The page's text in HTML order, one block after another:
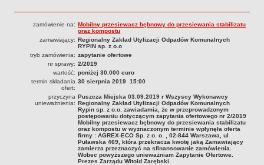
Majątek Spółki
DOFINANSOWANIA
Wojewódzki Fundusz Ochrony Środowiska i Gospodarki Wodnej w
Toruniu
Europejski Fundndusz Rozwoju Regionalnego
TRYB ROZPATRYWANIA SPRAW
Sposoby przyjmowania i załatwiania spraw
CENNIK USŁUG
Cennik za przyjęcie i utylizację odpadów
Cennik za transport odpadów
REGULAMINY I WZORY DOKUMENTÓW
Regulamin Spółki
zamówienie na: Mobilny przesiewacz bębnowy do przesiewania stabilizatu
oraz kompostu
zamawiający: Regionalny Zakład Utylizacji Odpadów Komunalnych
RYPIN sp. z o.o
tryb zamówienia: zapytanie ofertowe
nr sprawy: 2/2019
wartość: poniżej 30.000 euro
termin składania
ofert:
30 sierpnia 2019 15:00
przyczyna
unieważnienia:
Puszcza Miejska 03.09.2019 r Wszyscy Wykonawcy
Regionalny Zakład Utylizacji Odpadów Komunalnych
Rypin sp. z o.o. zawiadamia, że w przeprowadzonym
postępowaniu dotyczącym zapytania ofertowego nr 2/2019
Mobilny przesiewacz bębnowy do przesiewania stabilizatu
oraz kompostu w wyznaczonym terminie wpłynęła oferta
firmy : AGREX-ECO Sp. z o. o. , 02-844 Warszawa, ul
Puławska 469, która przekracza kwotę jaką Zamawiający
zamierza przeznaczyć na sfinansowanie zamówienia.
Wobec powyższego unieważniam Zapytanie Ofertowe.
Prezes Zarządu Witold Zarębski.